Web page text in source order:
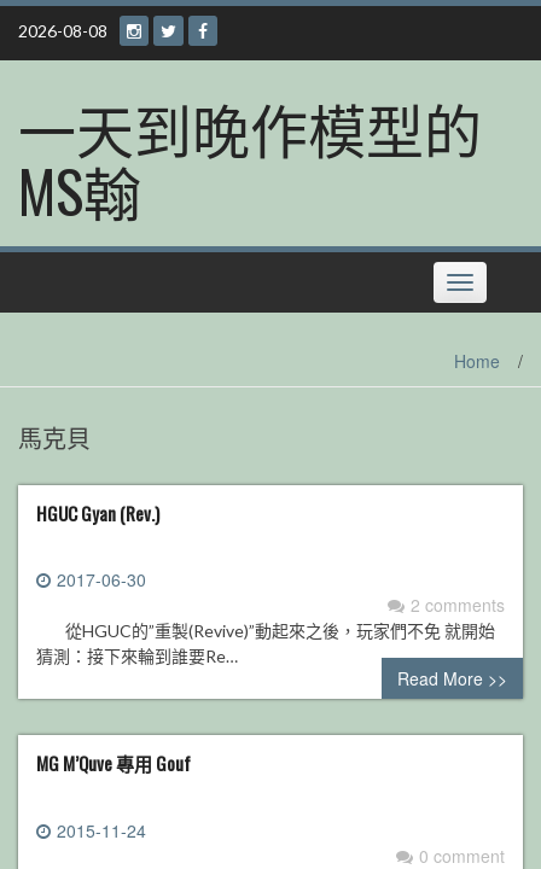
Skip
content
2026-08-08
一天到晚作模型的
MS翰
Toggle
navigation
Home /
馬克貝
HGUC Gyan (Rev.)
2017-06-30
2 comments
從HGUC的”重製(Revive)”動起來之後，玩家們不免 就開始
猜測：接下來輪到誰要Re…
Read More >>
MG M’Quve 專用 Gouf
2015-11-24
0 comment